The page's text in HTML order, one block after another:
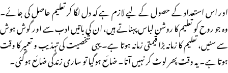
اور اس استعداد کے حصول کے لیے لازم ہے کہ دل لگا کر تعلیم حاصل کی جائے۔
وہ جو روح کو تعلیم کا روشن لباس پہناتے ہیں، ان کی باتیں ادب سے اور گوش ہوش
سے سنیں، تعلیم کا زمانہ بڑا قیمتی زمانہ ہوتا ہے۔ یہی شخصیت کی تہذیب و تعمیر کا وقت
ہوتا ہے۔ یہ وقت پھر لوٹ کر نہیں آتا۔ ضائع ہوگیا تو ساری زندگی ضائع ہوگئی۔